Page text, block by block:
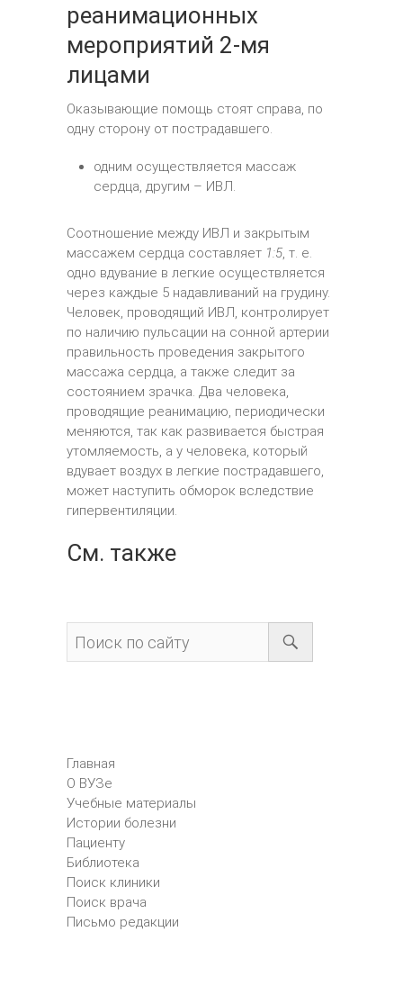
реанимационных
мероприятий 2-мя
лицами
Оказывающие помощь стоят справа, по
одну сторону от пострадавшего.
одним осуществляется массаж
сердца, другим – ИВЛ.
Соотношение между ИВЛ и закрытым
массажем сердца составляет 1:5, т. е.
одно вдувание в легкие осуществляется
через каждые 5 надавливаний на грудину.
Человек, проводящий ИВЛ, контролирует
по наличию пульсации на сонной артерии
правильность проведения закрытого
массажа сердца, а также следит за
состоянием зрачка. Два человека,
проводящие реанимацию, периодически
меняются, так как развивается быстрая
утомляемость, а у человека, который
вдувает воздух в легкие пострадавшего,
может наступить обморок вследствие
гипервентиляции.
См. также
Главная
О ВУЗе
Учебные материалы
Истории болезни
Пациенту
Библиотека
Поиск клиники
Поиск врача
Письмо редакции